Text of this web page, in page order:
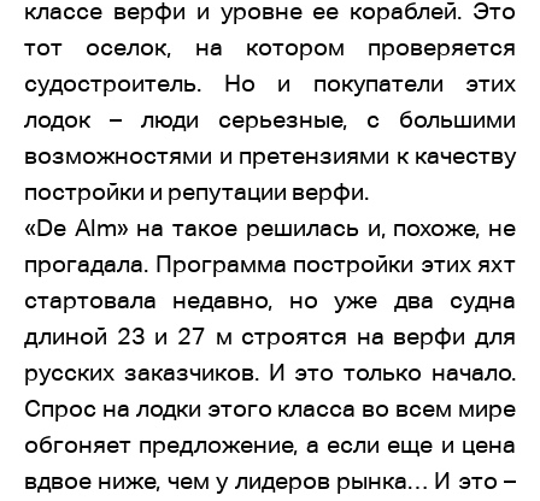
классе верфи и уровне ее кораблей. Это
тот оселок, на котором проверяется
судостроитель. Но и покупатели этих
лодок – люди серьезные, с большими
возможностями и претензиями к качеству
постройки и репутации верфи.
«De Alm» на такое решилась и, похоже, не
прогадала. Программа постройки этих яхт
стартовала недавно, но уже два судна
длиной 23 и 27 м строятся на верфи для
русских заказчиков. И это только начало.
Спрос на лодки этого класса во всем мире
обгоняет предложение, а если еще и цена
вдвое ниже, чем у лидеров рынка… И это –